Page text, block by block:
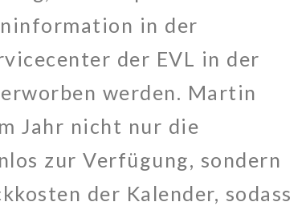
in der
der EVL in der
werden. Martin
Jahr nicht nur die
zur Verfügung, sondern
der Kalender, sodass